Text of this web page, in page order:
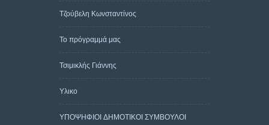
Τζούβελη Κωνσταντίνος
Το πρόγραμμά μας
Τσιμικλής Γιάννης
Υλικο
ΥΠΟΨΗΦΙΟΙ ΔΗΜΟΤΙΚΟΙ ΣΥΜΒΟΥΛΟΙ